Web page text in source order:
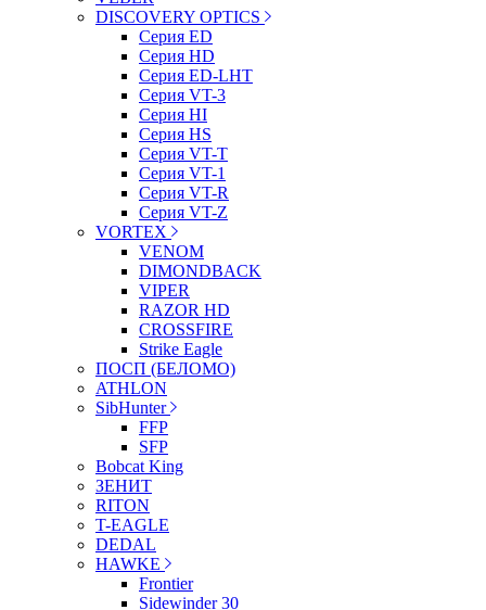
DISCOVERY OPTICS
Серия ED
Серия HD
Серия ED-LHT
Серия VT-3
Серия HI
Серия HS
Серия VT-T
Серия VT-1
Серия VT-R
Серия VT-Z
VORTEX
VENOM
DIMONDBACK
VIPER
RAZOR HD
CROSSFIRE
Strike Eagle
ПОСП (БЕЛОМО)
ATHLON
SibHunter
FFP
SFP
Bobcat King
ЗЕНИТ
RITON
T-EAGLE
DEDAL
HAWKE
Frontier
Sidewinder 30